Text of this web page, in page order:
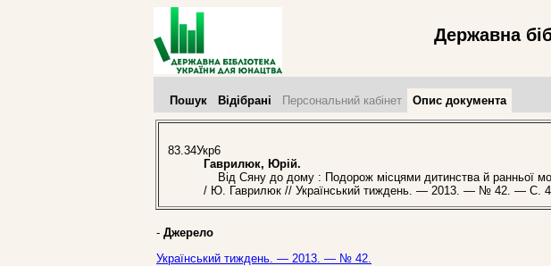
Державна
Пошук Відібрані Персональний кабінет Опис документа
83.34Укр6
Гаврилюк, Юрій.
Від Сяну до дому : Подорож місцями дитинства й ранньої
/ Ю. Гаврилюк // Український тиждень. — 2013. — № 42. — С.
- Джерело
Український тиждень. — 2013. — № 42.